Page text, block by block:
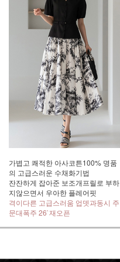
가볍고 쾌적한 아사코튼100% 명품
의 고급스러운 수채화기법
잔잔하게 잡아준 보조개프릴로 부하
지않으면서 우아한 플레어핏
격이다른 고급스러움 업뎃과동시 주
문대폭주 26`재오픈